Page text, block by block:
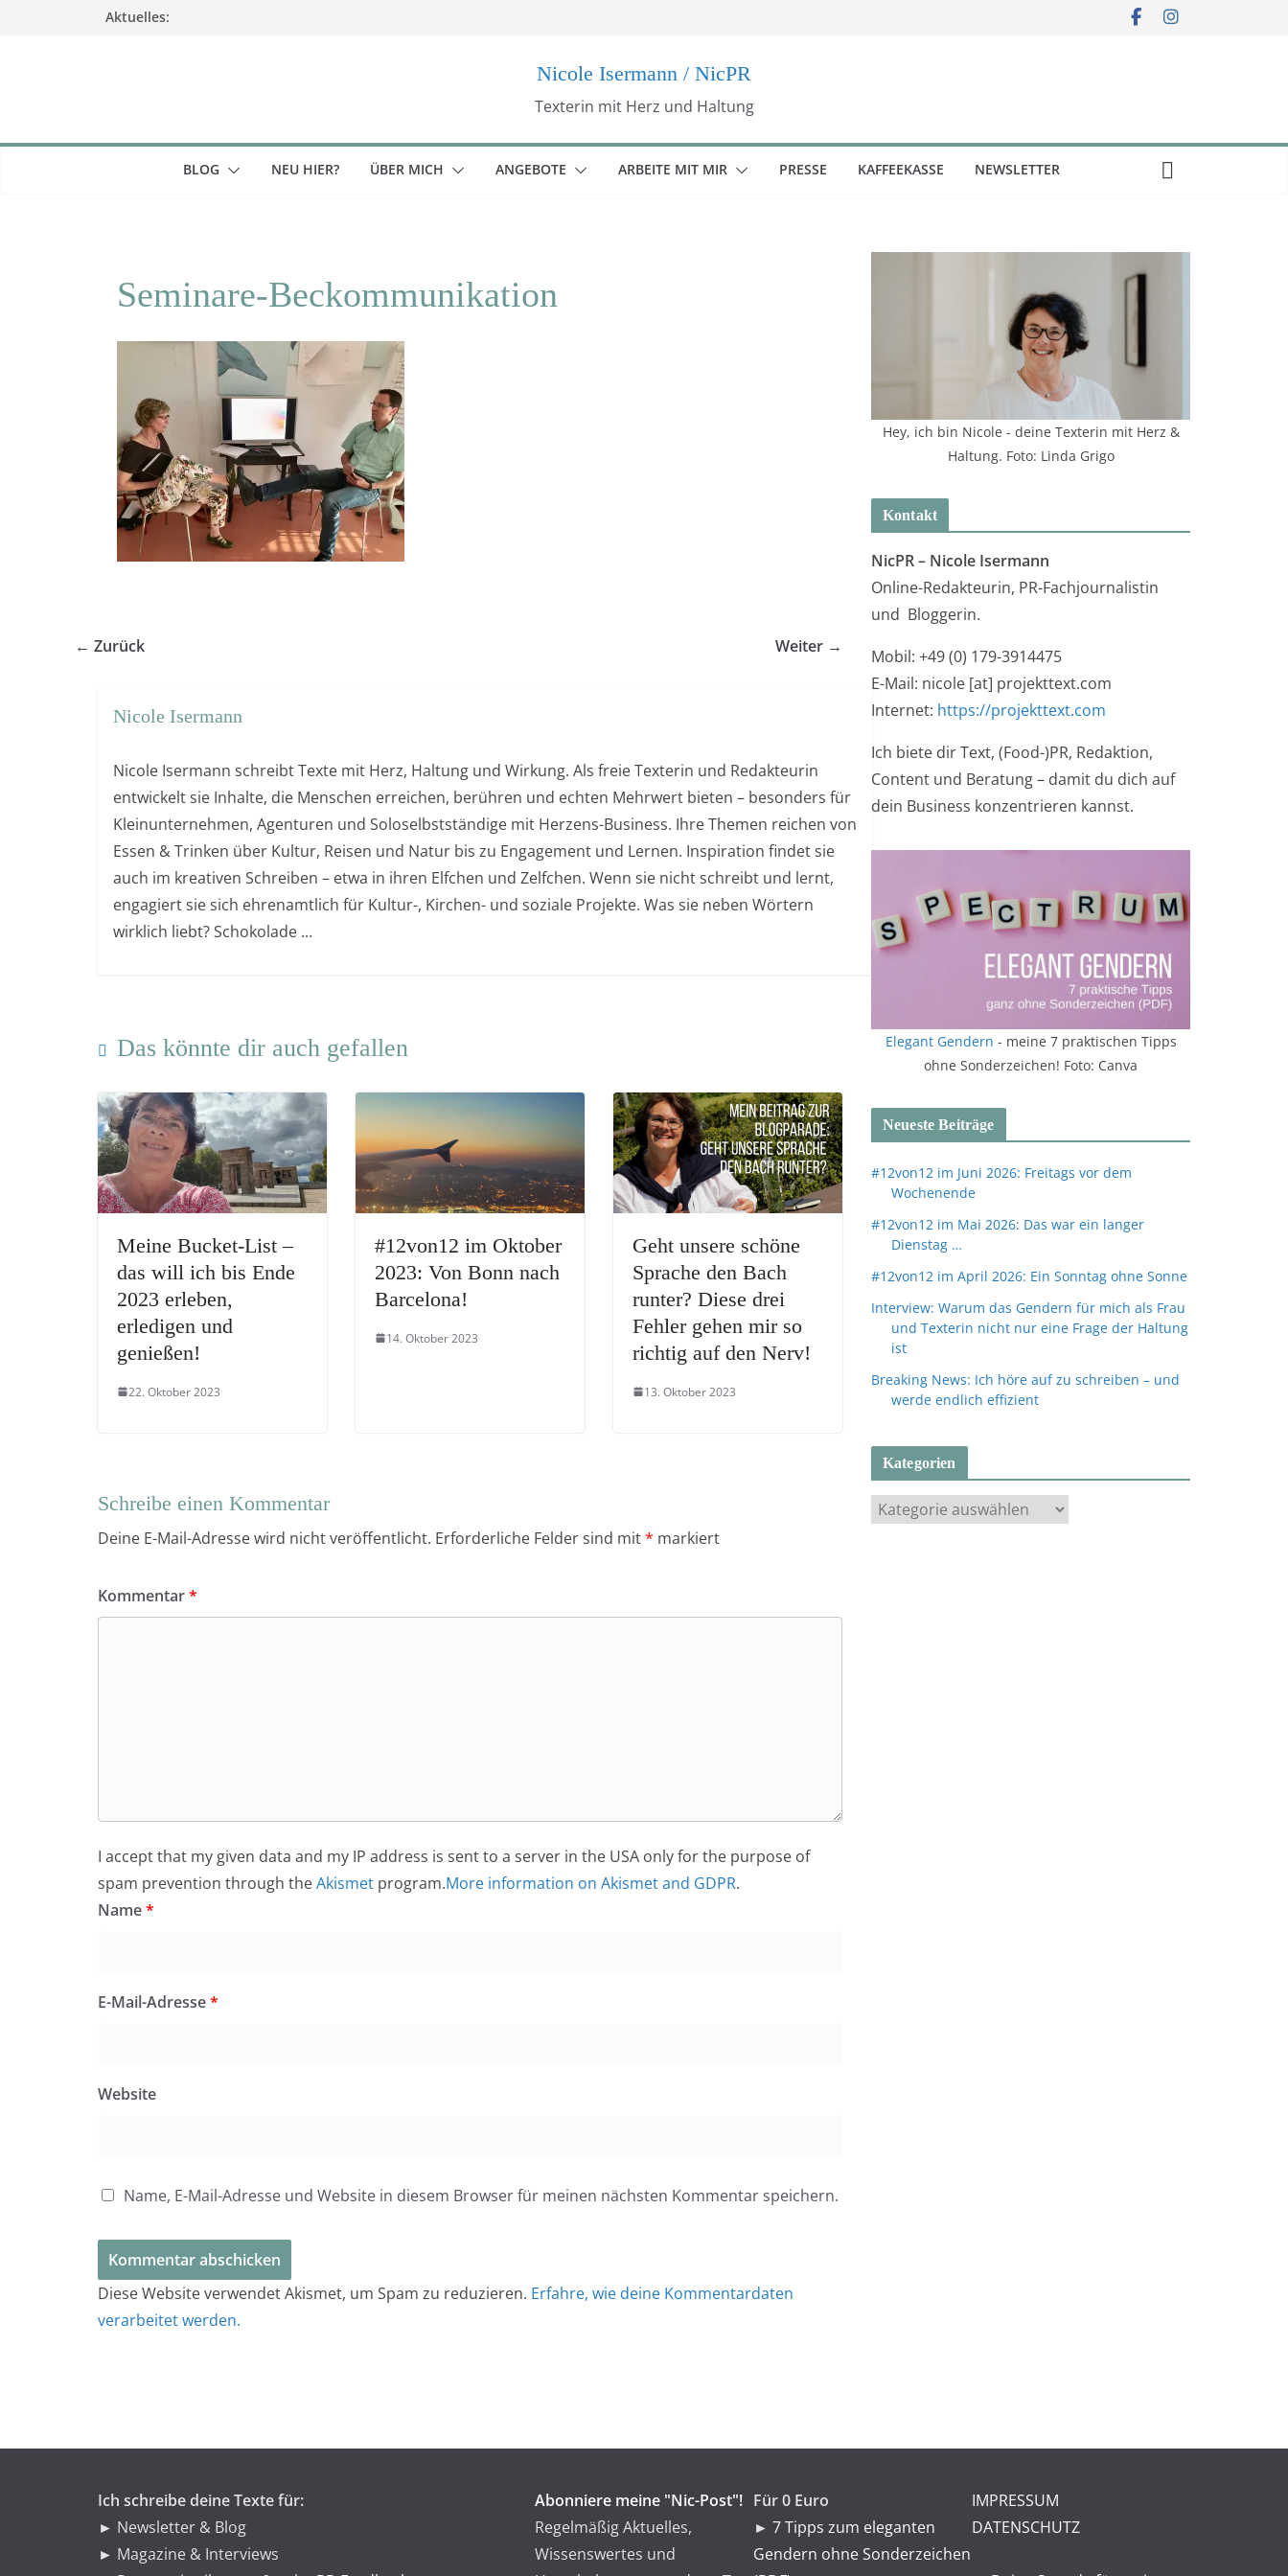
Aktuelles:
Nicole Isermann / NicPR
Texterin mit Herz und Haltung
BLOG NEU HIER? ÜBER MICH ANGEBOTE ARBEITE MIT MIR PRESSE KAFFEEKASSE NEWSLETTER
Seminare-Beckommunikation
← Zurück Weiter →
Nicole Isermann
Nicole Isermann schreibt Texte mit Herz, Haltung und Wirkung. Als freie Texterin und Redakteurin
entwickelt sie Inhalte, die Menschen erreichen, berühren und echten Mehrwert bieten – besonders für
Kleinunternehmen, Agenturen und Soloselbstständige mit Herzens-Business. Ihre Themen reichen von
Essen & Trinken über Kultur, Reisen und Natur bis zu Engagement und Lernen. Inspiration findet sie
auch im kreativen Schreiben – etwa in ihren Elfchen und Zelfchen. Wenn sie nicht schreibt und lernt,
engagiert sie sich ehrenamtlich für Kultur-, Kirchen- und soziale Projekte. Was sie neben Wörtern
wirklich liebt? Schokolade ...
Das könnte dir auch gefallen
Meine Bucket-List –
das will ich bis Ende
2023 erleben,
erledigen und
genießen!
22. Oktober 2023
#12von12 im Oktober
2023: Von Bonn nach
Barcelona!
14. Oktober 2023
Geht unsere schöne
Sprache den Bach
runter? Diese drei
Fehler gehen mir so
richtig auf den Nerv!
13. Oktober 2023
Schreibe einen Kommentar
Deine E-Mail-Adresse wird nicht veröffentlicht. Erforderliche Felder sind mit* markiert
Kommentar*
I accept that my given data and my IP address is sent to a server in the USA only for the purpose of
spam prevention through theAkismet program.More information on Akismet and GDPR.
Name*
E-Mail-Adresse*
Website
Name, E-Mail-Adresse und Website in diesem Browser für meinen nächsten Kommentar speichern.
Diese Website verwendet Akismet, um Spam zu reduzieren. Erfahre, wie deine Kommentardaten
verarbeitet werden.
Hey, ich bin Nicole - deine Texterin mit Herz &
Haltung. Foto: Linda Grigo
Kontakt
NicPR – Nicole Isermann
Online-Redakteurin, PR-Fachjournalistin
und Bloggerin.
Mobil: +49 (0) 179-3914475
E-Mail: nicole [at] projekttext.com
Internet: https://projekttext.com
Ich biete dir Text, (Food-)PR, Redaktion,
Content und Beratung – damit du dich auf
dein Business konzentrieren kannst.
Elegant Gendern - meine 7 praktischen Tipps
ohne Sonderzeichen! Foto: Canva
Neueste Beiträge
#12von12 im Juni 2026: Freitags vor dem
Wochenende
#12von12 im Mai 2026: Das war ein langer
Dienstag …
#12von12 im April 2026: Ein Sonntag ohne Sonne
Interview: Warum das Gendern für mich als Frau
und Texterin nicht nur eine Frage der Haltung
ist
Breaking News: Ich höre auf zu schreiben – und
werde endlich effizient
Kategorien
a
Ich schreibe deine Texte für:
► Newsletter & Blog
► Magazine & Interviews
Abonniere meine "Nic-Post"!
Regelmäßig Aktuelles,
Wissenswertes und
Für 0 Euro
► 7 Tipps zum eleganten
Gendern ohne Sonderzeichen
IMPRESSUM
DATENSCHUTZ